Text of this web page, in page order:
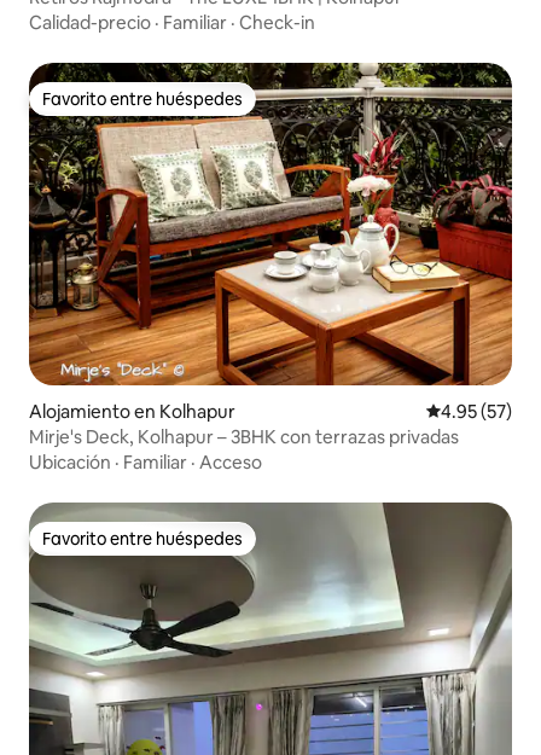
Calidad-precio · Familiar · Check-in
Favorito entre huéspedes
Favorito entre huéspedes
Alojamiento en Kolhapur Calificación
4.95 (57)
Mirje's Deck, Kolhapur – 3BHK con terrazas privadas
Ubicación · Familiar · Acceso
Favorito entre huéspedes
Favorito entre huéspedes